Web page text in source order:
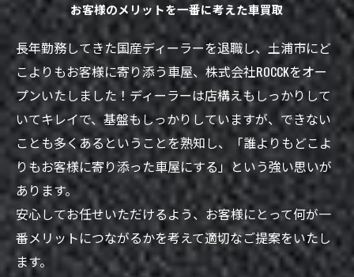
お客様のメリットを一番に考えた車買取
長年勤務してきた国産ディーラーを退職し、土浦市にど
こよりもお客様に寄り添う車屋、株式会社ROCCKをオー
プンいたしました！ディーラーは店構えもしっかりして
いてキレイで、基盤もしっかりしていますが、できない
ことも多くあるということを熟知し、「誰よりもどこよ
りもお客様に寄り添った車屋にする」という強い思いが
あります。
安心してお任せいただけるよう、お客様にとって何が一
番メリットにつながるかを考えて適切なご提案をいたし
ます。